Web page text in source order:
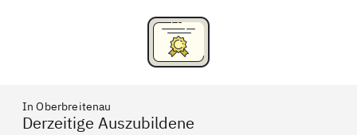
In Oberbreitenau
Derzeitige Auszubildene